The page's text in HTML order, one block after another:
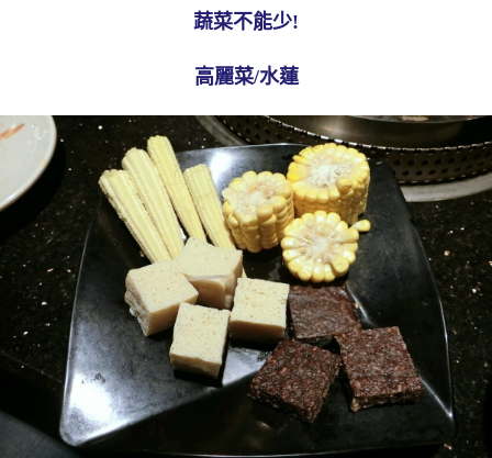
蔬菜不能少!
高麗菜/水蓮